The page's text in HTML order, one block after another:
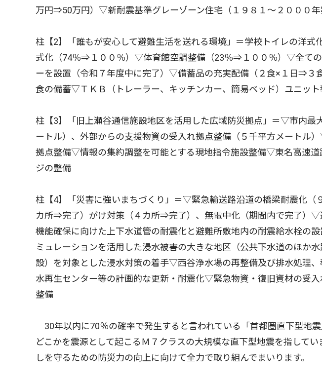
万円⇒50万円）▽新耐震基準グレーゾーン住宅（１９８１〜２０００年
柱【2】「誰もが安心して避難生活を送れる環境」＝学校トイレの洋
式化（74％⇒１００％）▽体育館空調整備（23％⇒１００％）▽全ての
ーを設置（令和７年度中に完了）▽備蓄品の充実配備（２食×１日⇒３
食の備蓄▽ＴＫＢ（トレーラー、キッチンカー、簡易ベッド）ユニット
柱【3】「旧上瀬谷通信施設地区を活用した広域防災拠点」＝▽市内最
ートル）、外部からの支援物資の受入れ拠点整備（５千平方メートル
拠点整備▽情報の集約調整を可能とする現地指令施設整備▽東名高速道
ジの整備
柱【4】「災害に強いまちづくり」＝▽緊急輸送路沿道の橋梁耐震化
カ所⇒完了）がけ対策（４カ所⇒完了）、無電中化（期間内で完了）▽
機能確保に向けた上下水道管の耐震化と避難所敷地内の耐震給水栓の
ミュレーションを活用した浸水被害の大きな地区（公共下水道のほか
設）を対象とした浸水対策の着手▽西谷浄水場の再整備及び排水処理
水再生センター等の計画的な更新・耐震化▽緊急物資・復旧資材の受
整備
30年以内に70％の確率で発生すると言われている「首都圏直下型地
どこかを震源として起こるＭ７クラスの大規模な直下型地震を指して
しを守るための防災力の向上に向けて全力で取り組んでまいります。